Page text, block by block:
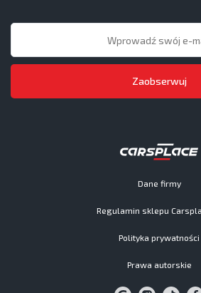
Dane firmy
Regulamin sklepu
Polityka prywatności
Prawa autorskie
Zaobserwuj